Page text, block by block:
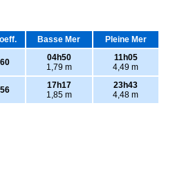
Basse Mer Pleine Mer
60
04h50
1,79 m
11h05
4,49 m
56
17h17
1,85 m
23h43
4,48 m